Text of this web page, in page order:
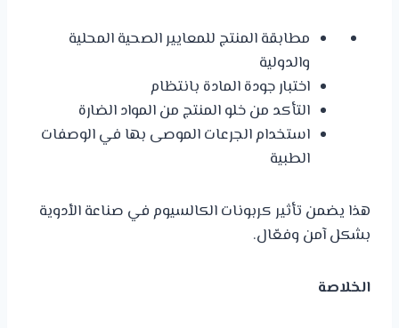
مطابقة المنتج للمعايير الصحية المحلية
والدولية
اختبار جودة المادة بانتظام
التأكد من خلو المنتج من المواد الضارة
استخدام الجرعات الموصى بها في الوصفات
الطبية
هذا يضمن تأثير كربونات الكالسيوم في صناعة الأدوية
بشكل آمن وفعّال.
الخلاصة